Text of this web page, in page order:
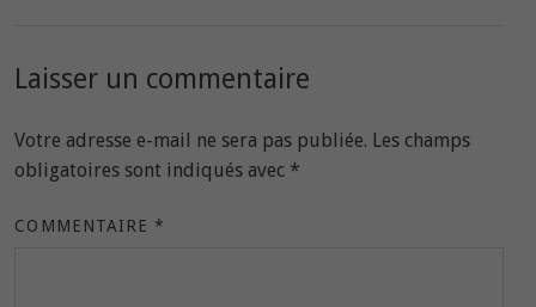
Laisser un commentaire
Votre adresse e-mail ne sera pas publiée. Les champs
obligatoires sont indiqués avec *
COMMENTAIRE*